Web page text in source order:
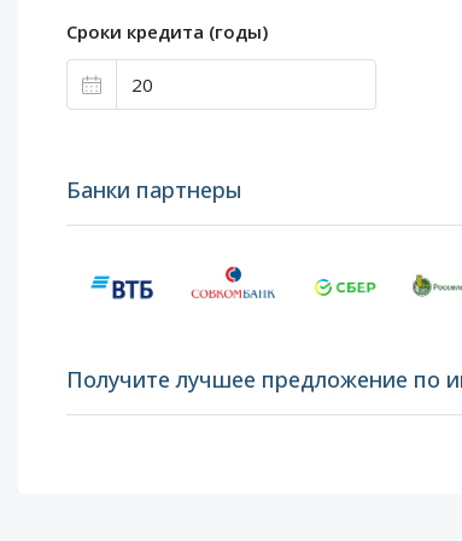
Сроки кредита (годы)
Банки партнеры
Получите лучшее предложение по